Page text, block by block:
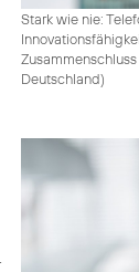
Stark wie nie:
Deutschland)